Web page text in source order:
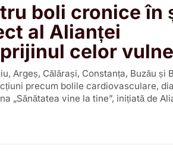
boli cronice în
al Alianței
celor
Argeș, Călărași, Constanța, Buzău și
precum bolile cardiovasculare,
„Sănătatea vine la tine”, inițiată de